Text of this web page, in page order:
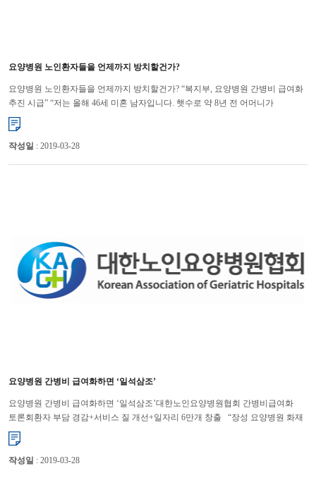
요양병원 노인환자들을 언제까지 방치할건가?
요양병원 노인환자들을 언제까지 방치할건가? “복지부, 요양병원 간병비 급여화
추진 시급” “저는 올해 46세 미혼 남자입니다. 햇수로 약 8년 전 어머니가
뇌경색으로 쓰러지신 후 좌측 편마비 판정을 받으시고 현재...
작성일 : 2019-03-28
요양병원 간병비 급여화하면 ‘일석삼조’
요양병원 간병비 급여화하면 ‘일석삼조’대한노인요양병원협회 간병비급여화
토론회환자 부담 경감+서비스 질 개선+일자리 6만개 창출 “장성 요양병원 화재
사고 당시 병실에 간병인이 있었다면 노인 환자들의 ...
작성일 : 2019-03-28